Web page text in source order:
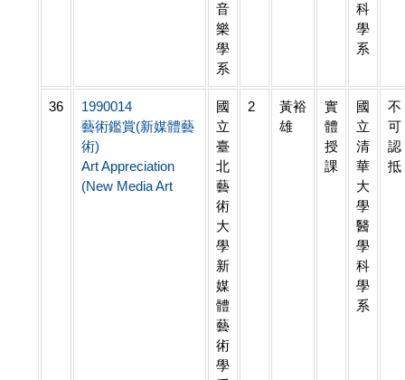
音
樂
學
系
科
學
系
36
1990014
藝術鑑賞(新媒體藝
術)
Art Appreciation
(New Media Art
國
立
臺
北
藝
術
大
學
新
媒
體
藝
術
學
2
黃裕
雄
實
體
授
課
國
立
清
華
大
學
醫
學
科
學
系
不
可
認
抵